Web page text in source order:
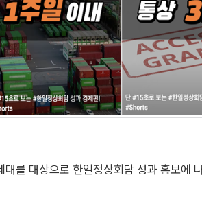
를 대상으로 한일정상회담 성과 홍보에